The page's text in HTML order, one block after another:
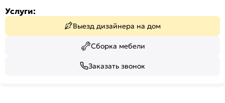
Услуги:
Выезд дизайнера на дом
Сборка мебели
Заказать звонок